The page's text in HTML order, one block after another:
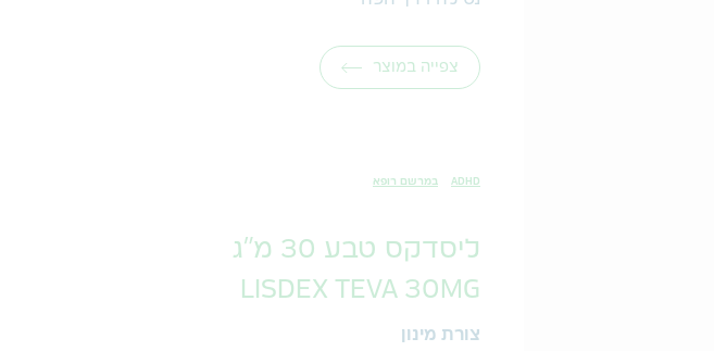
צפייה במוצר
ADHD במרשם רופא
ליסדקס טבע 30 מ"ג
LISDEX TEVA 30MG
צורת מינון